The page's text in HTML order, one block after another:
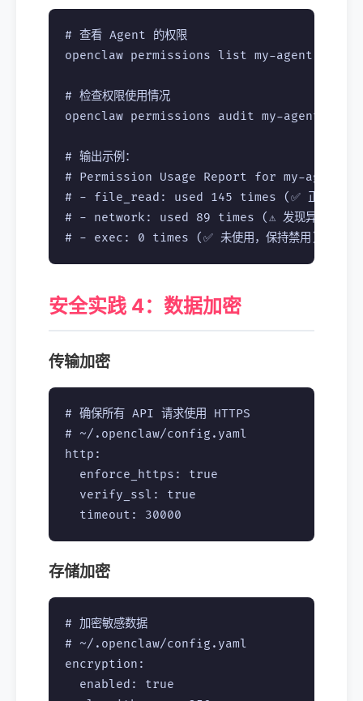
# 查看 Agent 的权限
openclaw permissions list my-agent
# 检查权限使用情况
openclaw permissions audit my-agent --
# 输出示例：
# Permission Usage Report for my-agent
# - file_read: used 145 times (✅ 正常)
# - network: used 89 times (⚠️ 发现异常请求
安全实践 4：数据加密
传输加密
# 确保所有 API 请求使用 HTTPS
# ~/.openclaw/config.yaml
http:
  enforce_https: true
  verify_ssl: true
存储加密
# 加密敏感数据
# ~/.openclaw/config.yaml
encryption:
  enabled: true